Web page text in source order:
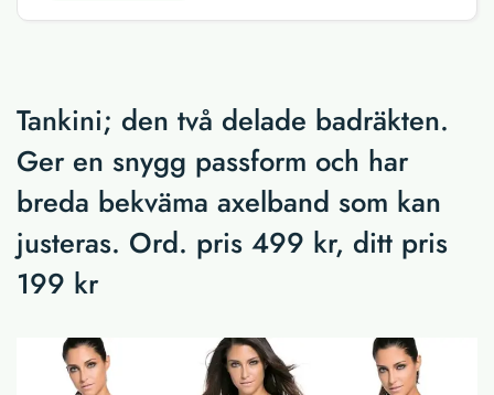
Tankini; den två delade badräkten.
Ger en snygg passform och har
breda bekväma axelband som kan
justeras. Ord. pris 499 kr, ditt pris
199 kr